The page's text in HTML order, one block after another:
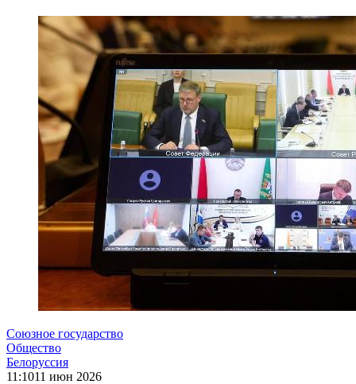
Союзное государство
Общество
Белоруссия
11:1011 июн 2026